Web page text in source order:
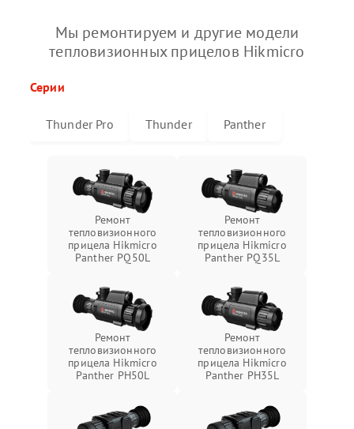
Мы ремонтируем и другие модели
тепловизионных прицелов Hikmicro
Серии
Thunder Pro Thunder Panther
Ремонт
тепловизионного
прицела Hikmicro
Panther PQ50L
Ремонт
тепловизионного
прицела Hikmicro
Panther PQ35L
Ремонт
тепловизионного
прицела Hikmicro
Panther PH50L
Ремонт
тепловизионного
прицела Hikmicro
Panther PH35L